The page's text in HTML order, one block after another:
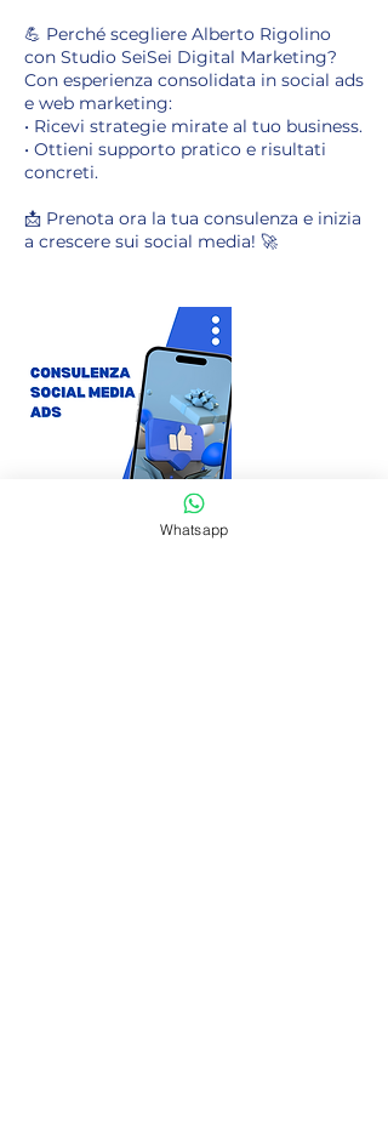
💪 Perché scegliere Alberto Rigolino
con Studio SeiSei Digital Marketing?
Con esperienza consolidata in social ads
e web marketing:
• Ricevi strategie mirate al tuo business.
• Ottieni supporto pratico e risultati
concreti.
📩 Prenota ora la tua consulenza e inizia
Whatsapp